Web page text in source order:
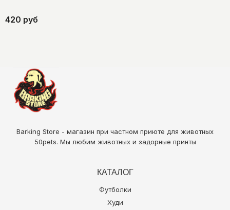
420 руб
Barking Store - магазин при частном приюте для животных
50pets. Мы любим животных и задорные принты
КАТАЛОГ
Футболки
Худи